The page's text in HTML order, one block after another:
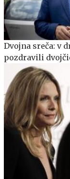
Dvojna sreča: v
pozdravili